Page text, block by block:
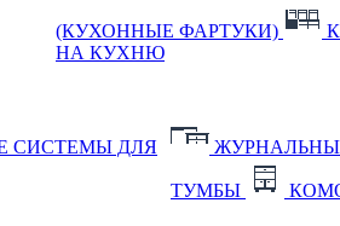
(КУХОННЫЕ ФАРТУКИ)
НА КУХНЮ
СИСТЕМЫ ДЛЯ
ТУМБЫ